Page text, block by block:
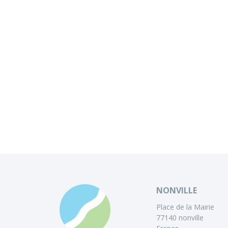
NONVILLE
Place de la Mairie
77140 nonville